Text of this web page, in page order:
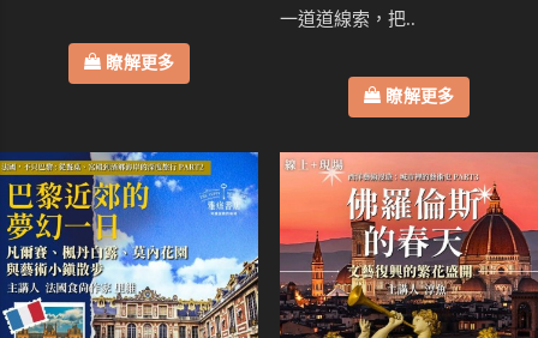
瞭解更多
一道道線索，把..
瞭解更多